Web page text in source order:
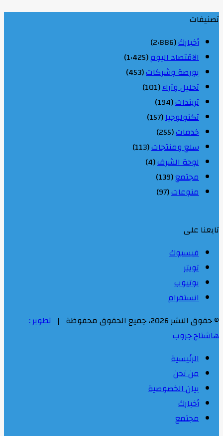
تصنيفات
أخبارك(2٬886)
الاقتصاد اليوم(1٬425)
بورصة وشركات(453)
تحليل وآراء(101)
تريندات(194)
تكنولوجيا(157)
خدمات(255)
سلع ومنتجات(113)
لوحة الشرف(4)
مجتمع(139)
منوعات(97)
تابعنا على
فيسبوك
تويتر
يوتيوب
انستقرام
© حقوق النشر 2026، جميع الحقوق محفوظة |
تطوير :
هاشتاج جروب
الرئيسية
من نحن
بيان الخصوصية
أخبارك
مجتمع